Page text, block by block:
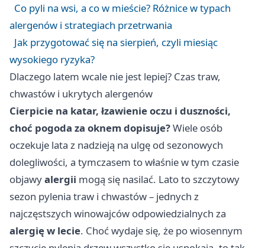
Co pyli na wsi, a co w mieście? Różnice w typach
alergenów i strategiach przetrwania
Jak przygotować się na sierpień, czyli miesiąc
wysokiego ryzyka?
Dlaczego latem wcale nie jest lepiej? Czas traw,
chwastów i ukrytych alergenów
Cierpicie na katar, łzawienie oczu i duszności,
choć pogoda za oknem dopisuje?Wiele osób
oczekuje lata z nadzieją na ulgę od sezonowych
dolegliwości, a tymczasem to właśnie w tym czasie
objawyalergii mogą się nasilać. Lato to szczytowy
sezon pylenia traw i chwastów – jednych z
najczęstszych winowajców odpowiedzialnych za
alergię w lecie. Choć wydaje się, że po wiosennym